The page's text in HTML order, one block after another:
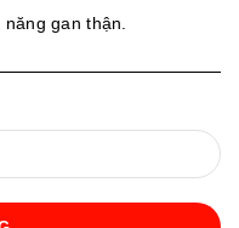
gan thận.